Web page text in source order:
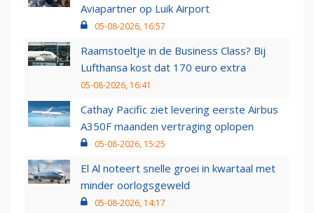
Aviapartner op Luik Airport
05-08-2026, 16:57
Raamstoeltje in de Business Class? Bij
Lufthansa kost dat 170 euro extra
05-08-2026, 16:41
Cathay Pacific ziet levering eerste Airbus
A350F maanden vertraging oplopen
05-08-2026, 15:25
El Al noteert snelle groei in kwartaal met
minder oorlogsgeweld
05-08-2026, 14:17